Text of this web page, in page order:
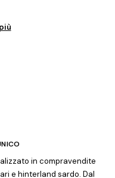
in compravendite
e hinterland sardo. Dal